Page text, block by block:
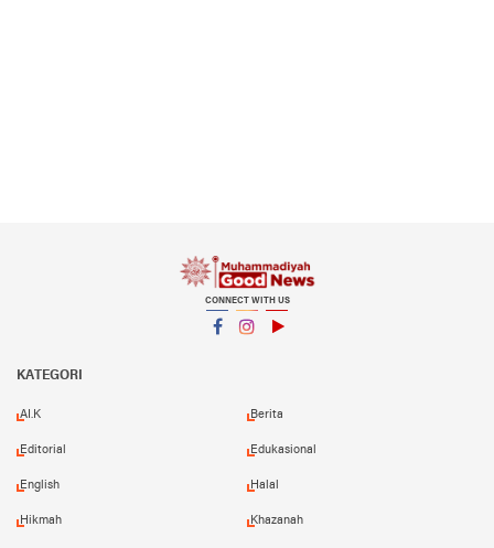
CONNECT WITH US
KATEGORI
AI.K Berita
Editorial Edukasional
English Halal
Hikmah Khazanah